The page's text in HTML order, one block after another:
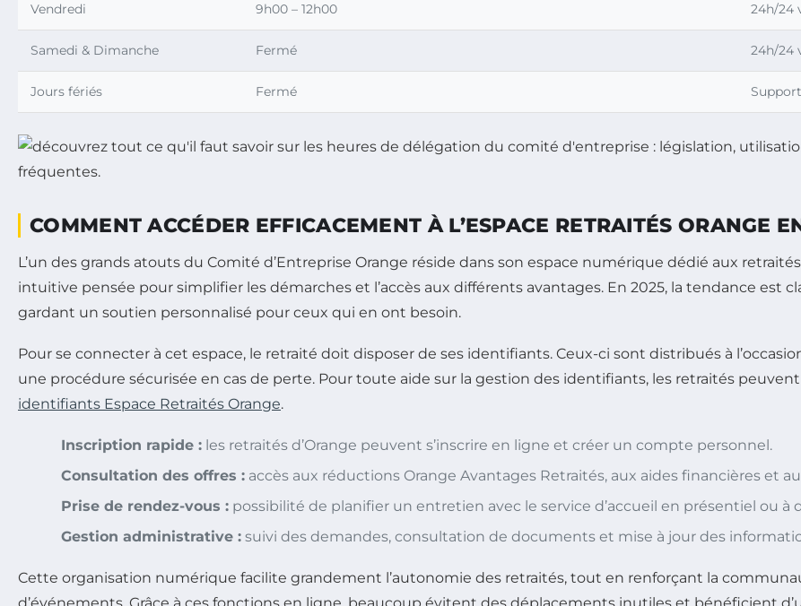
Vendredi 9h00 – 12h00 24h/24
Samedi & Dimanche Fermé 24h/24
Jours fériés Fermé
COMMENT ACCÉDER EFFICACEMENT À L’ESPACE RETRAITÉS ORANGE
L’un des grands atouts du Comité d’Entreprise Orange réside dans son espace numérique dédié aux retraités.
intuitive pensée pour simplifier les démarches et l’accès aux différents avantages. En 2025, la tendance est
gardant un soutien personnalisé pour ceux qui en ont besoin.
Pour se connecter à cet espace, le retraité doit disposer de ses identifiants. Ceux-ci sont distribués à
une procédure sécurisée en cas de perte. Pour toute aide sur la gestion des identifiants, les retraités
identifiants Espace Retraités Orange.
Inscription rapide : les retraités d’Orange peuvent s’inscrire en ligne et créer un compte personnel.
Consultation des offres : accès aux réductions Orange Avantages Retraités, aux aides financières et
Prise de rendez-vous : possibilité de planifier un entretien avec le service d’accueil en présentiel ou à
Gestion administrative : suivi des demandes, consultation de documents et mise à jour des
Cette organisation numérique facilite grandement l’autonomie des retraités, tout en renforçant la